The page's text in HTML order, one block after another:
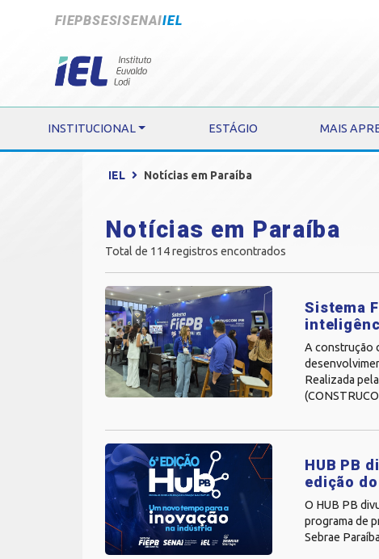
FIEPBSESISENAIIEL
INSTITUCIONAL ESTÁGIO MAIS
IEL Notícias em Paraíba
Notícias em Paraíba
Total de 114 registros encontrados
Sistema
A construção
Realizada
HUB PB
edição
O HUB PB
programa de
Sebrae